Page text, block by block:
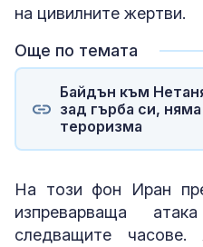
на цивилните жертви.
Още по темата
Байдън към
зад гърба си,
тероризма
На този фон Иран
изпреварваща
следващите часове.